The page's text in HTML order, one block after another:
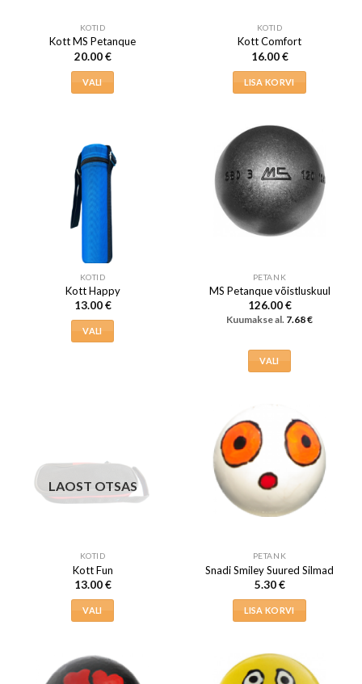
KOTID
Kott MS Petanque
20.00€
VALI
mitu
varianti.
Valikuid
teha
tootelehel.
KOTID
Kott Comfort
16.00€
LISA KORVI
KOTID
Kott Happy
13.00€
VALI
tootelehel.
PETANK
MS Petanque võistluskuul
126.00€
Kuumakse al. 7.68€
VALI
mitu
varianti.
Valikuid
saab
teha
tootelehel.
LAOST OTSAS
KOTID
Kott Fun
13.00€
VALI
on
mitu
PETANK
Snadi Smiley Suured Silmad
5.30€
LISA KORVI